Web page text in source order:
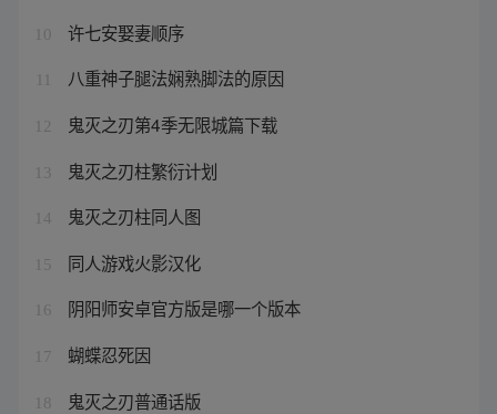
10 许七安娶妻顺序
八重神子腿法娴熟脚法的原因
12 鬼灭之刃第4季无限城篇下载
13 鬼灭之刃柱繁衍计划
14 鬼灭之刃柱同人图
15 同人游戏火影汉化
16 阴阳师安卓官方版是哪一个版本
17 蝴蝶忍死因
18 鬼灭之刃普通话版